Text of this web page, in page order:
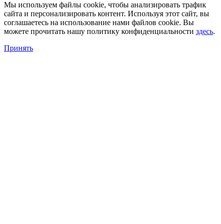
Мы используем файлы cookie, чтобы анализировать трафик
сайта и персонализировать контент. Используя этот сайт, вы
соглашаетесь на использование нами файлов cookie. Вы
можете прочитать нашу политику конфиденциальности здесь.
Принять